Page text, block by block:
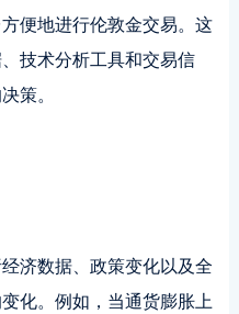
便地进行伦敦金交易。这
技术分析工具和交易信
策。
济数据、政策变化以及全
化。例如，当通货膨胀上